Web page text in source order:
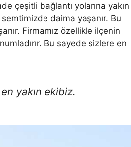
çeşitli bağlantı yolarına yakın
daima yaşanır. Bu
Firmamız özellikle ilçenin
Bu sayede sizlere en
yakın ekibiz.